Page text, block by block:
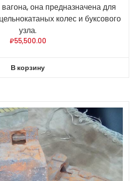
она предназначена для
колес и буксового
узла.
₽55,500.00
В корзину